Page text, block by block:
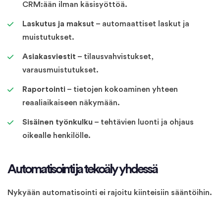
CRM:ään ilman käsisyöttöä.
Laskutus ja maksut – automaattiset laskut ja
muistutukset.
Asiakasviestit – tilausvahvistukset,
varausmuistutukset.
Raportointi – tietojen kokoaminen yhteen
reaaliaikaiseen näkymään.
Sisäinen työnkulku – tehtävien luonti ja ohjaus
oikealle henkilölle.
Automatisointi ja tekoäly yhdessä
Nykyään automatisointi ei rajoitu kiinteisiin sääntöihin.